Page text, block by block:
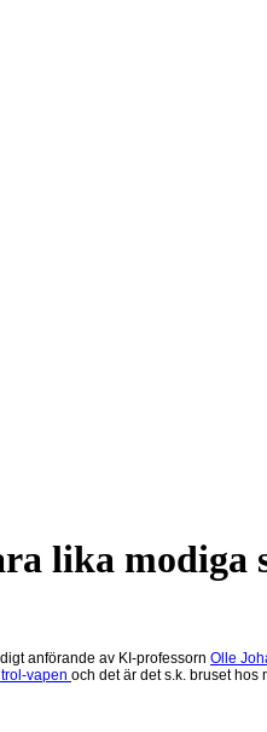
lika modiga
anförande av KI-professorn Olle
-vapen och det är det s.k. bruset hos